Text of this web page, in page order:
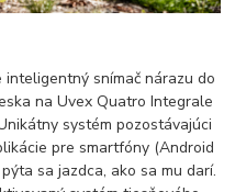
snímač nárazu do
na Uvex Quatro Integrale
systém pozostávajúci
pre smartfóny (Android
sa jazdca, ako sa mu darí.